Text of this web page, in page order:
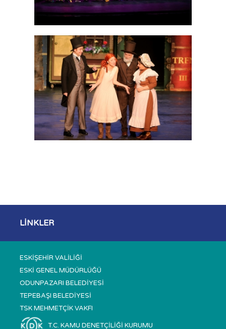
LİNKLER
ESKİŞEHİR VALİLİĞİ
ESKİ GENEL MÜDÜRLÜĞÜ
ODUNPAZARI BELEDİYESİ
TEPEBAŞI BELEDİYESİ
TSK MEHMETÇİK VAKFI
T.C. KAMU DENETÇİLİĞİ KURUMU